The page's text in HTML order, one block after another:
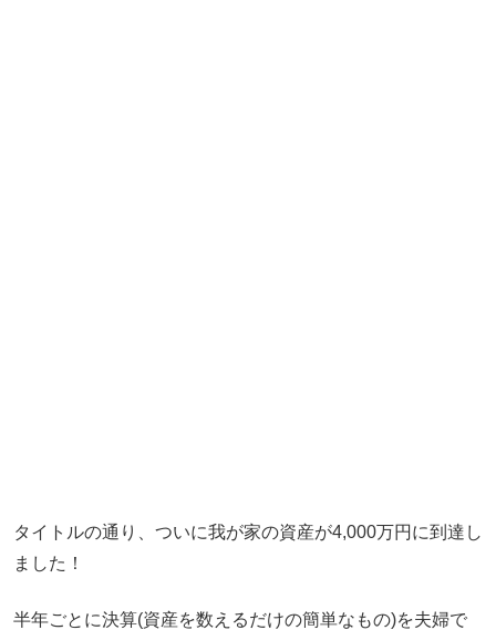
タイトルの通り、ついに我が家の資産が4,000万円に到達し
ました！
半年ごとに決算(資産を数えるだけの簡単なもの)を夫婦で